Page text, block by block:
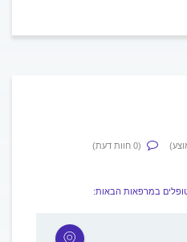
(0 חוות דעת)
במרפאות הבאות: